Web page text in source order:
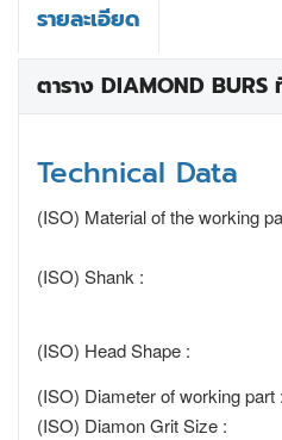
รายละเอียด
ตาราง DIAMOND BURS
Technical Data
(ISO) Material of the working
(ISO) Shank :
(ISO) Head Shape :
(ISO) Diameter of working part :
(ISO) Diamon Grit Size :